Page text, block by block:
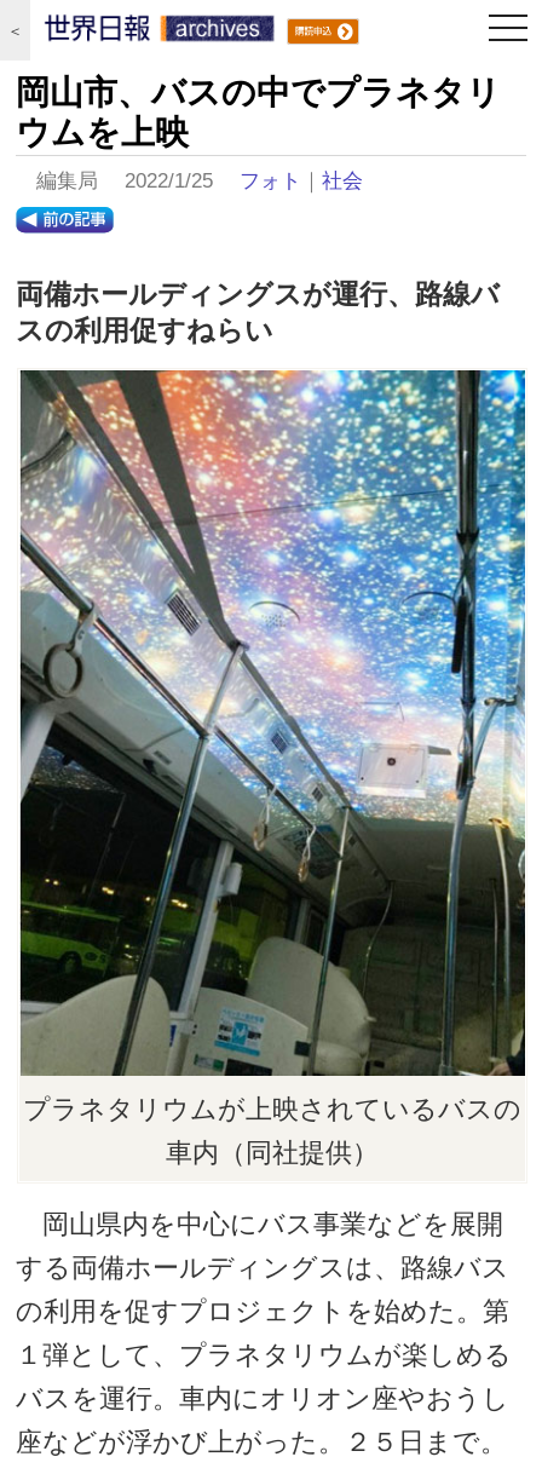
＜
岡山市、バスの中でプラネタリ
ウムを上映
編集局 2022/1/25 フォト ｜社会
両備ホールディングスが運行、路線バ
スの利用促すねらい
プラネタリウムが上映されているバスの
車内（同社提供）
岡山県内を中心にバス事業などを展開
する両備ホールディングスは、路線バス
の利用を促すプロジェクトを始めた。第
１弾として、プラネタリウムが楽しめる
バスを運行。車内にオリオン座やおうし
座などが浮かび上がった。２５日まで。